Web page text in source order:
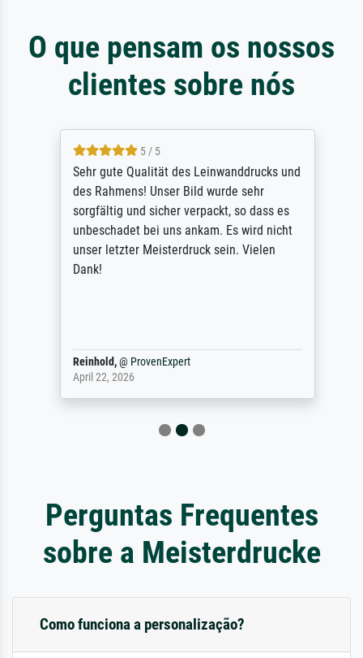
O que pensam os nossos
clientes sobre nós
5 / 5
Sehr gute Qualität des Leinwanddrucks und
des Rahmens! Unser Bild wurde sehr
sorgfältig und sicher verpackt, so dass es
unbeschadet bei uns ankam. Es wird nicht
unser letzter Meisterdruck sein. Vielen
Dank!
Reinhold,@ProvenExpert
April 22, 2026
Perguntas Frequentes
sobre a Meisterdrucke
Como funciona a personalização?